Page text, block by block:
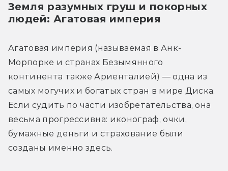
Земля разумных груш и покорных
людей: Агатовая империя
Агатовая империя (называемая в Анк-
Морпорке и странах Безымянного
континента также Ариенталией) — одна из
самых могучих и богатых стран в мире Диска.
Если судить по части изобретательства, она
весьма прогрессивна: иконограф, очки,
бумажные деньги и страхование были
созданы именно здесь.